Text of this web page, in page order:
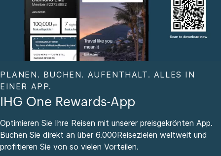
PLANEN. BUCHEN. AUFENTHALT. ALLES IN
EINER APP.
IHG One Rewards-App
Optimieren Sie Ihre Reisen mit unserer preisgekrönten App.
Buchen Sie direkt an über 6.000Reisezielen weltweit und
profitieren Sie von so vielen Vorteilen.